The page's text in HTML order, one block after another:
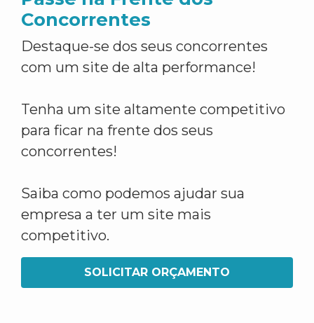
Concorrentes
Destaque-se dos seus concorrentes
com um site de alta performance!
Tenha um site altamente competitivo
para ficar na frente dos seus
concorrentes!
Saiba como podemos ajudar sua
empresa a ter um site mais
competitivo.
SOLICITAR ORÇAMENTO